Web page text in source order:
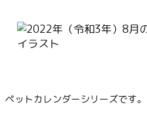
ペットカレンダーシリーズです。